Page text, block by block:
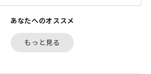
あなたへのオススメ
もっと見る